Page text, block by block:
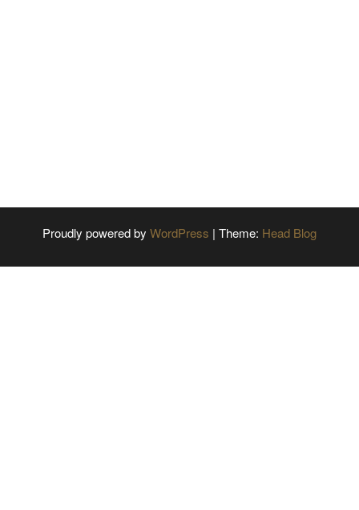
Proudly powered by WordPress | Theme: Head Blog